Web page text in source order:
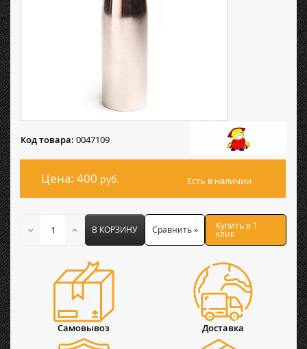
Код товара: 0047109
Цена: 400 руб. Есть в наличии
В КОРЗИНУ Сравнить » Купить в 1
клик
Самовывоз Доставка